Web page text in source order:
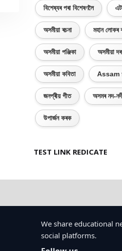
বিশেষ্যৰ পৰা বিশেষণলৈ
অসমীয়া ৰচনা মহান লোকৰ
অসমীয়া পঞ্জিকা অসমীয়া
অসমীয়া কবিতা Assam
জনপ্ৰীয় গীত অসমৰ নদ-
উপাৰ্জন কৰক
TEST LINK REDICATE
We share educational
social platforms.